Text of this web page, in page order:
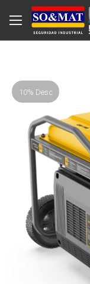
10% Desc